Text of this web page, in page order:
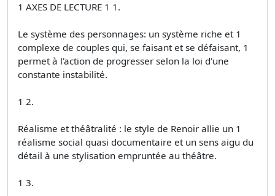
1 AXES DE LECTURE 1 1.
Le système des personnages: un système riche et 1
complexe de couples qui, se faisant et se défaisant, 1
permet à l'action de progresser selon la loi d'une
constante instabilité.
1 2.
Réalisme et théâtralité : le style de Renoir allie un 1
réalisme social quasi documentaire et un sens aigu du
détail à une stylisation empruntée au théâtre.
1 3.